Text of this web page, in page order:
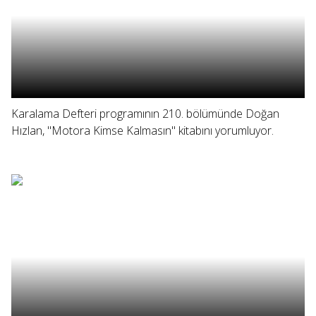
Karalama Defteri programının 210. bölümünde Doğan
Hızlan, "Motora Kimse Kalmasın" kitabını yorumluyor.